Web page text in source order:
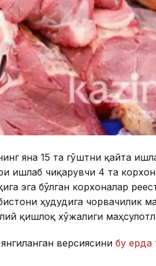
яна 15 та гўштни қайта
ишлаб чиқарувчи 4 та
эга бўлган корхоналар
ҳудудига чорвачилик
қишлоқ хўжалиги
версиясини бу ерда